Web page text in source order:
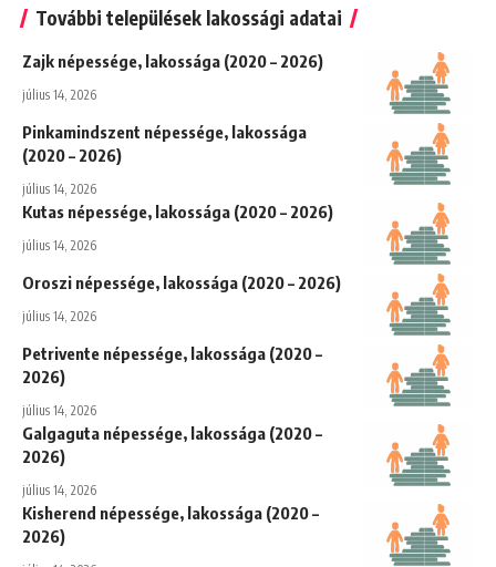
További települések lakossági adatai
Zajk népessége, lakossága (2020 – 2026)
július 14, 2026
Pinkamindszent népessége, lakossága
(2020 – 2026)
július 14, 2026
Kutas népessége, lakossága (2020 – 2026)
július 14, 2026
Oroszi népessége, lakossága (2020 – 2026)
július 14, 2026
Petrivente népessége, lakossága (2020 –
2026)
július 14, 2026
Galgaguta népessége, lakossága (2020 –
2026)
július 14, 2026
Kisherend népessége, lakossága (2020 –
2026)